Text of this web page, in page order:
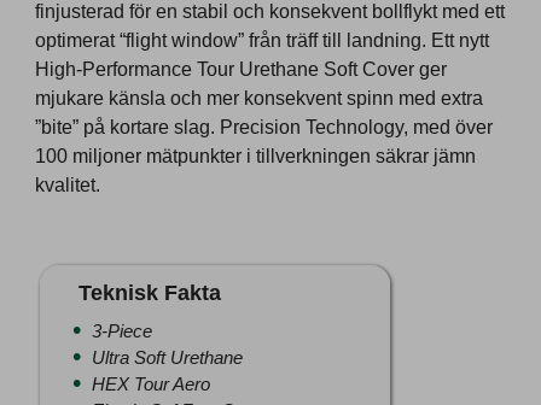
finjusterad för en stabil och konsekvent bollflykt med ett
optimerat “flight window” från träff till landning. Ett nytt
High-Performance Tour Urethane Soft Cover ger
mjukare känsla och mer konsekvent spinn med extra
”bite” på kortare slag. Precision Technology, med över
100 miljoner mätpunkter i tillverkningen säkrar jämn
kvalitet.
Teknisk Fakta
3-Piece
Ultra Soft Urethane
HEX Tour Aero